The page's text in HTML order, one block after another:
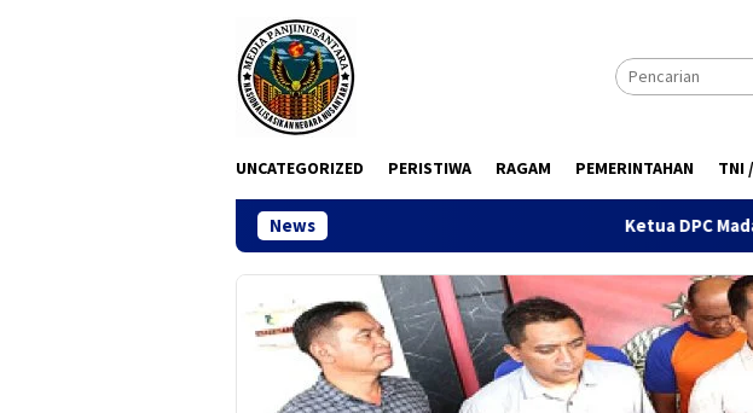
UNCATEGORIZED PERISTIWA RAGAM PEMERINTAHAN TNI
News Ketua DPC Madas Surabaya